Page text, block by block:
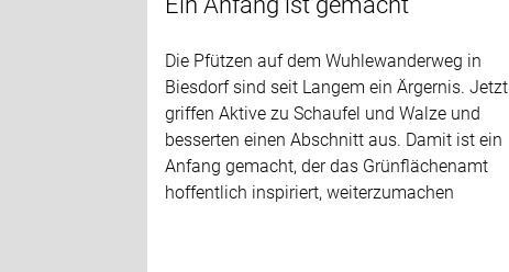
Die Pfützen auf dem Wuhlewanderweg in
Biesdorf sind seit Langem ein Ärgernis. Jetzt
griffen Aktive zu Schaufel und Walze und
besserten einen Abschnitt aus. Damit ist ein
Anfang gemacht, der das Grünflächenamt
hoffentlich inspiriert, weiterzumachen